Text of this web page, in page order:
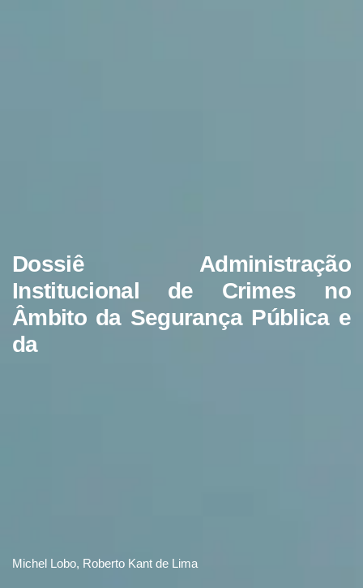
Dossiê Administração
Institucional de Crimes no
Âmbito da Segurança Pública e
da
Michel Lobo, Roberto Kant de Lima